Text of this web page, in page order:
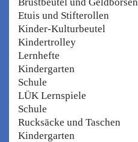
Etuis und Stifterollen
Kinder-Kulturbeutel
Kindertrolley
Lernhefte
Kindergarten
Schule
LÜK Lernspiele
Schule
Rucksäcke und Taschen
Kindergarten